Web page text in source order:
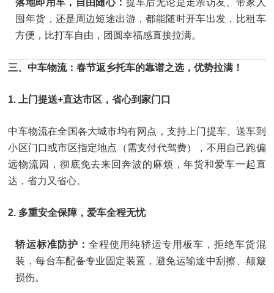
落地即用车，自由随心： 提车后无论是走亲访友、带家人
囤年货，还是周边短途出游，都能随时开车出发，比租车
方便，比打车自由，团圆幸福感直接拉满。
三、中车物流：春节返乡托车的靠谱之选，优势拉满！
1. 上门提送+直达市区，省心到家门口
中车物流在全国各大城市均有网点，支持上门提车、送车到
小区门口或市区指定地点（需支付代驾费），不用自己跑偏
远物流园，彻底免去来回奔波的麻烦，年货和爱车一起直
达，省力又省心。
2. 多重安全保障，爱车全程无忧
轿运标准防护：全程使用纯轿运专用板车，拒绝车货混
装，每台车配备专业固定装置，避免运输途中刮擦、颠簸
损伤。